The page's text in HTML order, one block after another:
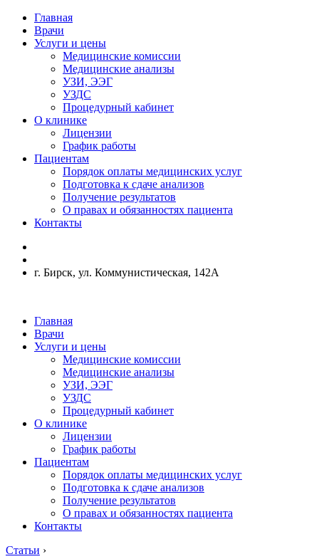
Главная
Врачи
Услуги и цены
Медицинские комиссии
Медицинские анализы
УЗИ, ЭЭГ
УЗДС
Процедурный кабинет
О клинике
Лицензии
График работы
Пациентам
Порядок оплаты медицинских услуг
Подготовка к сдаче анализов
Получение результатов
О правах и обязанностях пациента
Контакты
г. Бирск, ул. Коммунистическая, 142А
Главная
Врачи
Услуги и цены
Медицинские комиссии
Медицинские анализы
УЗИ, ЭЭГ
УЗДС
Процедурный кабинет
О клинике
Лицензии
График работы
Пациентам
Порядок оплаты медицинских услуг
Подготовка к сдаче анализов
Получение результатов
О правах и обязанностях пациента
Контакты
Статьи ›